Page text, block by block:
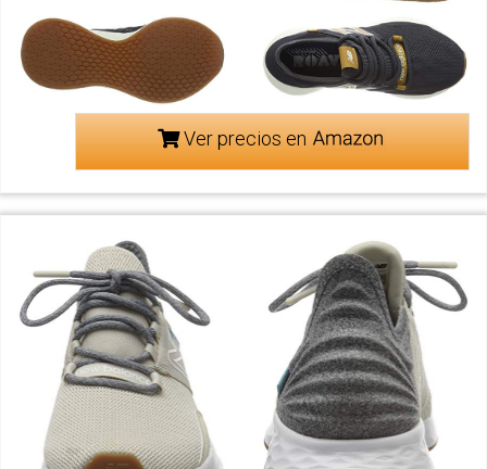
Ver precios en